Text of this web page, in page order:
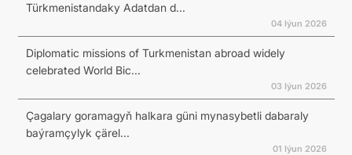
Türkmenistandaky Adatdan d...
04 Iýun 2026
Diplomatic missions of Turkmenistan abroad widely
celebrated World Bic...
03 Iýun 2026
Çagalary goramagyň halkara güni mynasybetli dabaraly
baýramçylyk çärel...
01 Iýun 2026